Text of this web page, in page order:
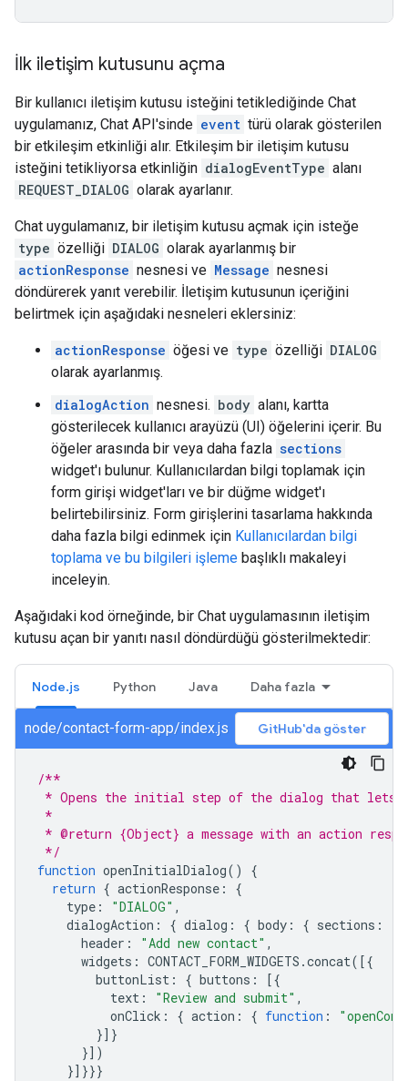
İlk iletişim kutusunu açma
Bir kullanıcı iletişim kutusu isteğini tetiklediğinde Chat
uygulamanız, Chat API'sinde event türü olarak gösterilen
bir etkileşim etkinliği alır. Etkileşim bir iletişim kutusu
isteğini tetikliyorsa etkinliğin dialogEventType alanı
REQUEST_DIALOG olarak ayarlanır.
Chat uygulamanız, bir iletişim kutusu açmak için isteğe
type özelliği DIALOG olarak ayarlanmış bir
actionResponse nesnesi ve Message nesnesi
döndürerek yanıt verebilir. İletişim kutusunun içeriğini
belirtmek için aşağıdaki nesneleri eklersiniz:
actionResponse öğesi ve type özelliği DIALOG
olarak ayarlanmış.
dialogAction nesnesi. body alanı, kartta
gösterilecek kullanıcı arayüzü (UI) öğelerini içerir. Bu
öğeler arasında bir veya daha fazla sections
widget'ı bulunur. Kullanıcılardan bilgi toplamak için
form girişi widget'ları ve bir düğme widget'ı
belirtebilirsiniz. Form girişlerini tasarlama hakkında
daha fazla bilgi edinmek için Kullanıcılardan bilgi
toplama ve bu bilgileri işleme başlıklı makaleyi
inceleyin.
Aşağıdaki kod örneğinde, bir Chat uygulamasının iletişim
kutusu açan bir yanıtı nasıl döndürdüğü gösterilmektedir:
Node.js Python Java Daha fazla
node/contact-form-app/index.js GitHub'da göster
/**
* Opens the initial step of the dialog that lets
*
* @return {Object} a message with an action
*/
function openInitialDialog()
{
return { actionResponse :
{
type : "DIALOG" ,
dialogAction : { dialog : { body : { sections :
header : "Add new contact" ,
widgets : CONTACT_FORM_WIDGETS .concat([{
buttonList : { buttons :
[{
text : "Review and submit" ,
onClick : { action : { function :
}]}
}])
}]}}}